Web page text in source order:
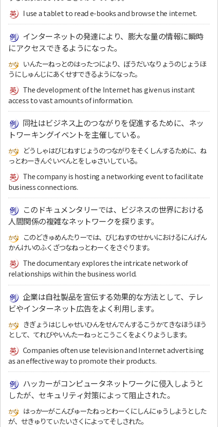
I use a tablet to read e-books and browse the internet.
インターネットの発達により、膨大な量の情報に瞬時
にアクセスできるようになった。
いんたーねっとのはったつにより、ぼうだいなりょうのじょうほ
うにしゅんじにあくせすできるようになった。
The development of the Internet has given us instant
access to vast amounts of information.
同社はビジネス上のつながりを促進するために、ネッ
トワーキングイベントを主催している。
どうしゃはびじねすじょうのつながりをそくしんするために、ね
っとわーきんぐいべんとをしゅさいしている。
The company is hosting a networking event to facilitate
business connections.
このドキュメンタリーでは、ビジネスの世界における
人間関係の複雑なネットワークを探ります。
このどきゅめんたりーでは、びじねすのせかいにおけるにんげん
かんけいのふくざつなねっとわーくをさぐります。
The documentary explores the intricate network of
relationships within the business world.
企業は自社製品を宣伝する効果的な方法として、テレ
ビやインターネット広告をよく利用します。
きぎょうはじしゃせいひんをせんでんするこうかてきなほうほう
として、てれびやいんたーねっとこうこくをよくりようします。
Companies often use television and Internet advertising
as an effective way to promote their products.
ハッカーがコンピュータネットワークに侵入しようと
したが、セキュリティ対策によって阻止された。
はっかーがこんぴゅーたねっとわーくにしんにゅうしようとした
が、せきゅりてぃたいさくによってそしされた。